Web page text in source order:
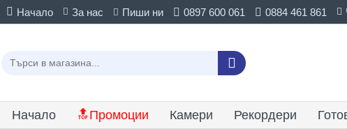
Начало За нас Пиши ни 0897 600 061 0884 461 861
Начало 🔝Промоции Камери Рекордери